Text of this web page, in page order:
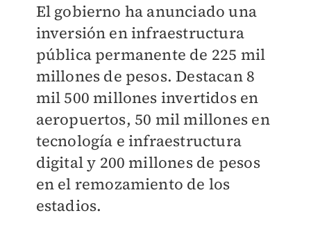
El gobierno ha anunciado una
inversión en infraestructura
pública permanente de 225 mil
millones de pesos. Destacan 8
mil 500 millones invertidos en
aeropuertos, 50 mil millones en
tecnología e infraestructura
digital y 200 millones de pesos
en el remozamiento de los
estadios.